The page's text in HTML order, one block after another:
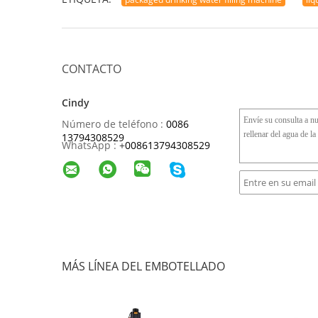
CONTACTO
Cindy
Número de teléfono : 0086
13794308529
WhatsApp :+008613794308529
MÁS LÍNEA DEL EMBOTELLADO